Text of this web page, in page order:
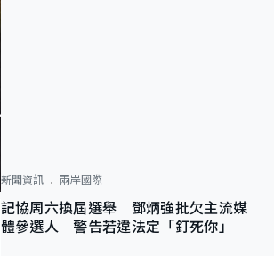
新聞資訊 兩岸國際
記協周六換屆選舉 鄧炳強批欠主流媒
體參選人 警告若違法定「釘死你」